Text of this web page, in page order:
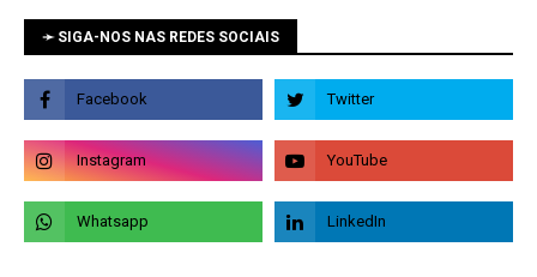
➛ SIGA-NOS NAS REDES SOCIAIS